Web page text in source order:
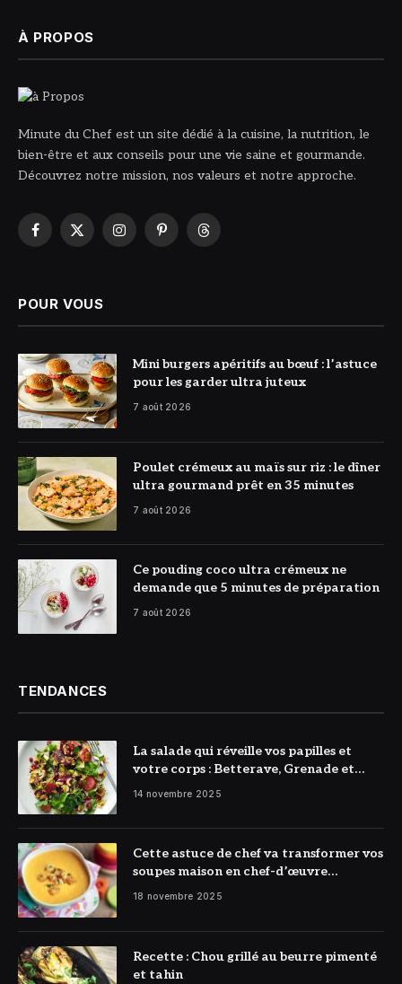
À PROPOS
Minute du Chef est un site dédié à la cuisine, la nutrition, le
bien-être et aux conseils pour une vie saine et gourmande.
Découvrez notre mission, nos valeurs et notre approche.
Facebook
X
InstagramPinterestThreads
POUR VOUS
© DR
Mini burgers apéritifs au bœuf : l’astuce
pour les garder ultra juteux
7 août 2026
© DR
Poulet crémeux au maïs sur riz : le dîner
ultra gourmand prêt en 35 minutes
7 août 2026
© DR
Ce pouding coco ultra crémeux ne
demande que 5 minutes de préparation
7 août 2026
TENDANCES
La salade qui réveille vos papilles et
votre corps : Betterave, Grenade et
Citron à l’honneur
14 novembre 2025
Cette astuce de chef va transformer vos
soupes maison en chef-d’œuvre
réconfortant
18 novembre 2025
Recette : Chou grillé au beurre pimenté
et tahin